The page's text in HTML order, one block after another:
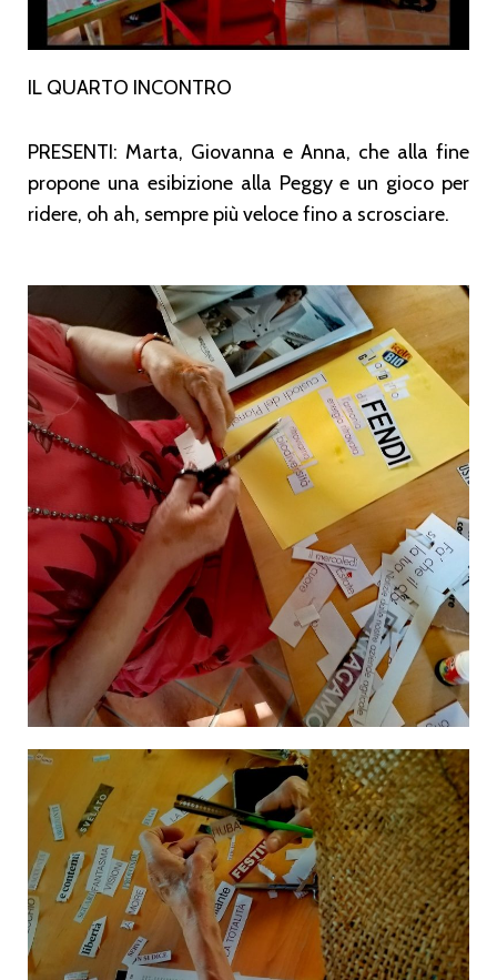
IL QUARTO INCONTRO
PRESENTI: Marta, Giovanna e Anna, che alla fine
propone una esibizione alla Peggy e un gioco per
ridere, oh ah, sempre più veloce fino a scrosciare.